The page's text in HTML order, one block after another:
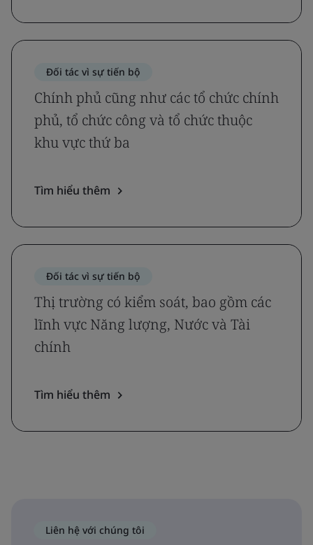
Đối tác vì sự tiến bộ
Chính phủ cũng như các tổ chức chính
phủ, tổ chức công và tổ chức thuộc
khu vực thứ ba
Tìm hiểu thêm
Đối tác vì sự tiến bộ
Thị trường có kiểm soát, bao gồm các
lĩnh vực Năng lượng, Nước và Tài
chính
Tìm hiểu thêm
Liên hệ với chúng tôi